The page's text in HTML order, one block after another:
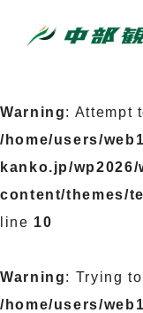
Warning: Attempt
/home/users/
kanko.jp/wp2026/
content/themes/
line 10
Warning: Trying
/home/users/